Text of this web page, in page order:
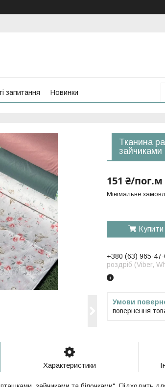
запитання Новинки
Тканина
зайчиками
151 ₴/пог.м
Мінімальне
Купити
+380 (63) 965-47-
роздріб (Viber,
повернення
Характеристики